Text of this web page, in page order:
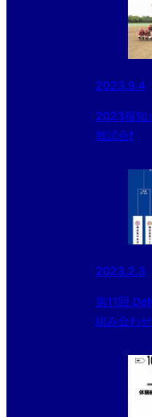
2023.9.4
2023報知
散試合❗
2023.2.3
第11回
組み合わ